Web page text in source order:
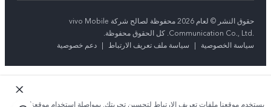
حقوق النشر © لعام 2026 محفوظة لصالح شركة vivo Mobile
Communication Co., Ltd.‎. كل الحقوق محفوظة.
سياسة الخصوصية
| سياسة ملف تعريف الارتباط | دعم خصوصية
يستخدم موقعنا ملفات تعريف الارتباط لتحسين تجربتك. بمواصلة استخدام موقعنا؛